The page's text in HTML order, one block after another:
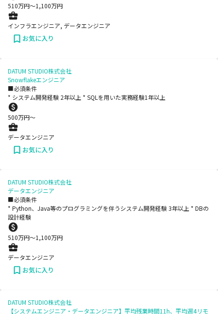
510万円〜1,100万円
インフラエンジニア, データエンジニア
お気に入り
DATUM STUDIO株式会社
Snowflakeエンジニア
■必須条件
* システム開発経験 2年以上 * SQLを用いた実務経験1年以上
500万円〜
データエンジニア
お気に入り
DATUM STUDIO株式会社
データエンジニア
■必須条件
* Python、Java等のプログラミングを伴うシステム開発経験 3年以上 * DBの
設計経験
510万円〜1,100万円
データエンジニア
お気に入り
DATUM STUDIO株式会社
【システムエンジニア・データエンジニア】平均残業時間11h、平均週4リモ